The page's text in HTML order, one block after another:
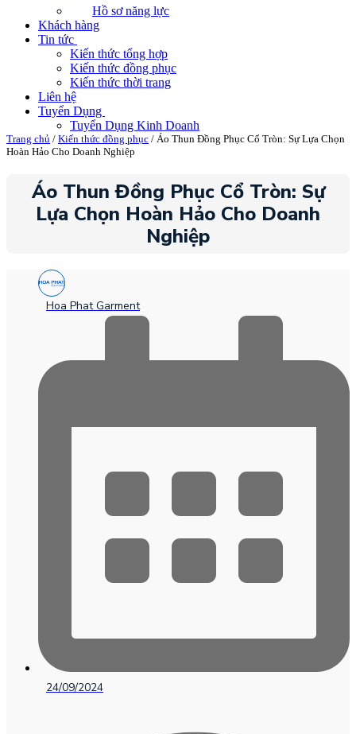
Hồ sơ năng lực
Khách hàng
Tin tức
Kiến thức tổng hợp
Kiến thức đồng phục
Kiến thức thời trang
Liên hệ
Tuyển Dụng
Tuyển Dụng Kinh Doanh
Trang chủ / Kiến thức đồng phục / Áo Thun Đồng Phục Cổ Tròn: Sự Lựa Chọn
Hoàn Hảo Cho Doanh Nghiệp
Áo Thun Đồng Phục Cổ Tròn: Sự
Lựa Chọn Hoàn Hảo Cho Doanh
Nghiệp
Hoa Phat Garment
24/09/2024